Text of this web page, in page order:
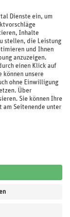
Datenschutz
von